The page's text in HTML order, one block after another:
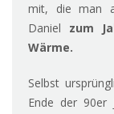
mit, die man
Daniel zum
Wärme.
Selbst
Ende der 90er